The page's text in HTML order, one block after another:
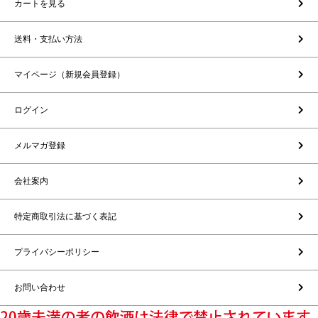
カートを見る
送料・支払い方法
マイページ（新規会員登録）
ログイン
メルマガ登録
会社案内
特定商取引法に基づく表記
プライバシーポリシー
お問い合わせ